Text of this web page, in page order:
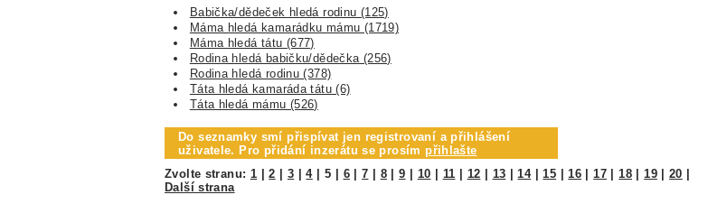
Babička/dědeček hledá rodinu (125)
Máma hledá kamarádku mámu (1719)
Máma hledá tátu (677)
Rodina hledá babičku/dědečka (256)
Rodina hledá rodinu (378)
Táta hledá kamaráda tátu (6)
Táta hledá mámu (526)
Do seznamky smí přispívat jen registrovaní a přihlášení
uživatele. Pro přidání inzerátu se prosímpřihlašte
Zvolte stranu: 1 |2 3 |4| 5 6|7 8|9 10 11 12 13 |14|15 |16 |17 |18|19|20
Další strana